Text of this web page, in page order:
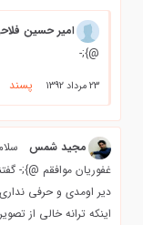
امیر حسین
@};-
23 مرداد 1392 پسند
مجید شمس
غفوریان موافقم @};-
دیر اومدی و حرفی
اینکه ترانه خالی از